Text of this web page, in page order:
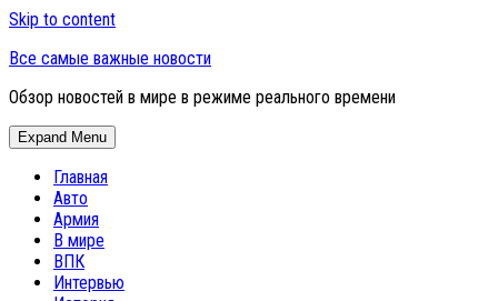
Skip to content
Все самые важные новости
Обзор новостей в мире в режиме реального времени
Expand Menu
Главная
Авто
Армия
В мире
ВПК
Интервью